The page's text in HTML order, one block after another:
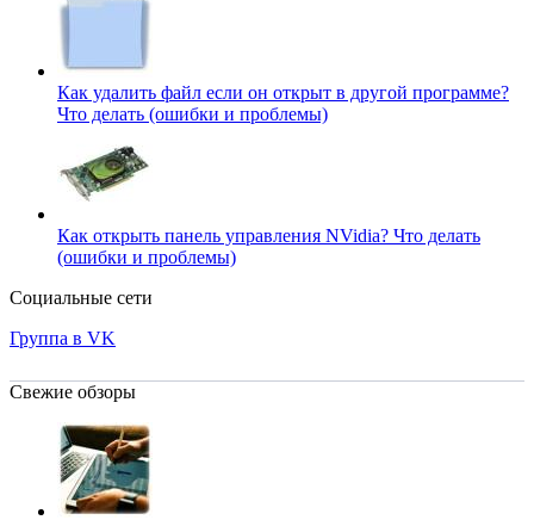
Как удалить файл если он открыт в другой программе?
Что делать (ошибки и проблемы)
Как открыть панель управления NVidia? Что делать
(ошибки и проблемы)
Социальные сети
Группа в VK
Свежие обзоры